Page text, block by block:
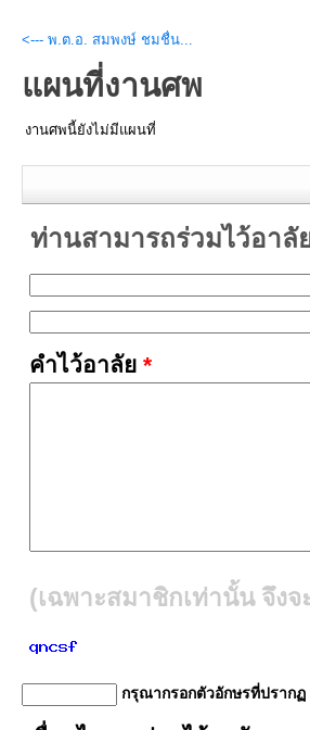
<--- พ.ต.อ. สมพงษ์ ชมชื่น...
แผนที่งานศพ
งานศพนี้ยังไม่มีแผนที่
ท่านสามารถร่วมไว้อาลั
คำไว้อาลัย *
(เฉพาะสมาชิกเท่านั้น จึง
กรุณากรอกตัวอักษรที่ปรากฏ